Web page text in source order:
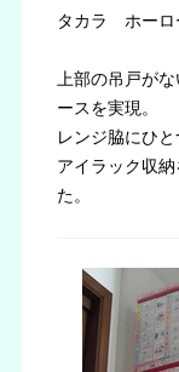
タカラ ホーロ
上部の吊戸が
ースを実現。
レンジ脇にひ
アイラック収
た。